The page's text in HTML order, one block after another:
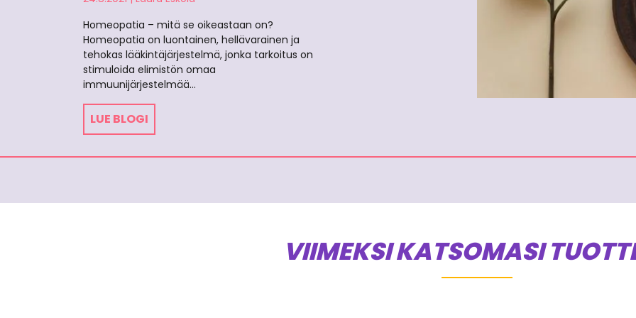
Homeopatia – mitä se oikeastaan on?
Homeopatia on luontainen, hellävarainen ja
tehokas lääkintäjärjestelmä, jonka tarkoitus on
stimuloida elimistön omaa
immuunijärjestelmää…
LUE BLOGI
VIIMEKSI KATSOMASI